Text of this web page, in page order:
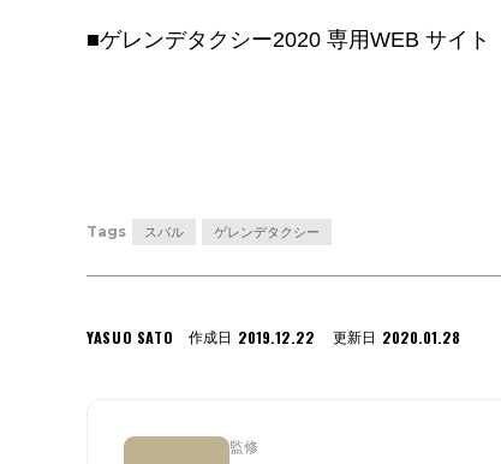
■ゲレンデタクシー2020 専用WEB サイト
Tags スバル ゲレンデタクシー
YASUO SATO 作成日 2019.12.22 更新日 2020.01.28
監修